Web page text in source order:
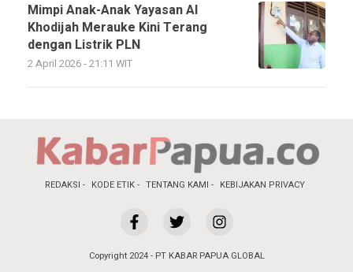
Mimpi Anak-Anak Yayasan Al
Khodijah Merauke Kini Terang
dengan Listrik PLN
2 April 2026 - 21:11 WIT
REDAKSI KODE ETIK TENTANG KAMI KEBIJAKAN PRIVACY
Copyright 2024 - PT KABAR PAPUA GLOBAL